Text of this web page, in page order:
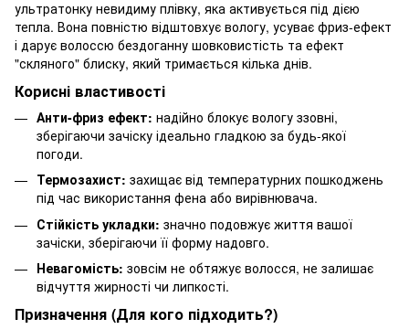
ультратонку невидиму плівку, яка активується під дією
тепла. Вона повністю відштовхує вологу, усуває фриз-ефект
і дарує волоссю бездоганну шовковистість та ефект
"скляного" блиску, який тримається кілька днів.
Корисні властивості
Анти-фриз ефект: надійно блокує вологу ззовні,
зберігаючи зачіску ідеально гладкою за будь-якої
погоди.
Термозахист: захищає від температурних пошкоджень
під час використання фена або вирівнювача.
Стійкість укладки: значно подовжує життя вашої
зачіски, зберігаючи її форму надовго.
Невагомість: зовсім не обтяжує волосся, не залишає
відчуття жирності чи липкості.
Призначення (Для кого підходить?)